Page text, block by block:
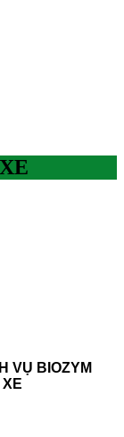
VỤ BIOZYM